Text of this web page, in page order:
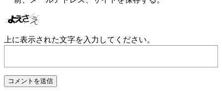
上に表示された文字を入力してください。